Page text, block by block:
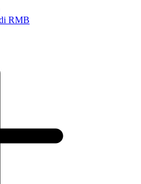
RMB